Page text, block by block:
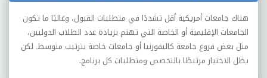
هناك جامعات أمريكية أقل تشددًا في متطلبات القبول، وغالبًا ما تكون
الجامعات الإقليمية أو الخاصة التي تهتم بزيادة عدد الطلاب الدوليين،
مثل بعض فروع جامعة كاليفورنيا أو جامعات خاصة بترتيب متوسط. لكن
يظل الاختيار مرتبطًا بالتخصص ومتطلبات كل برنامج.